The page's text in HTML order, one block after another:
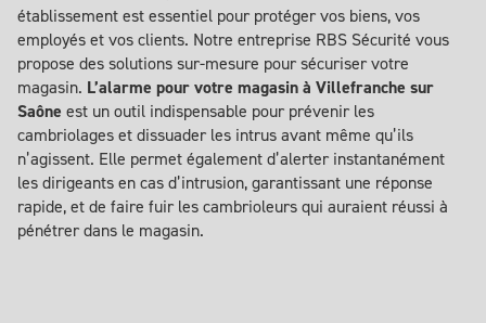
établissement est essentiel pour protéger vos biens, vos
employés et vos clients. Notre entreprise RBS Sécurité vous
propose des solutions sur-mesure pour sécuriser votre
magasin. L’alarme pour votre magasin à Villefranche sur
Saône est un outil indispensable pour prévenir les
cambriolages et dissuader les intrus avant même qu’ils
n’agissent. Elle permet également d’alerter instantanément
les dirigeants en cas d’intrusion, garantissant une réponse
rapide, et de faire fuir les cambrioleurs qui auraient réussi à
pénétrer dans le magasin.